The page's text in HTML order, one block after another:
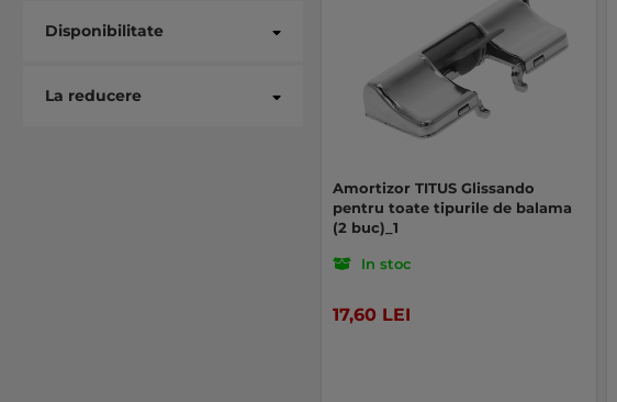
Amortizor TITUS Glissando
pentru toate tipurile de balama
(2 buc)_1
In stoc
17,60 LEI
Disponibilitate
La reducere